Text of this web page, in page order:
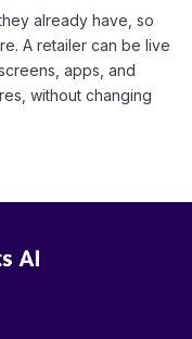
already have, so
A retailer can be live
apps, and
without changing